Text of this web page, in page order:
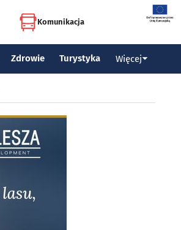
Komunikacja
Zdrowie Turystyka Więcej